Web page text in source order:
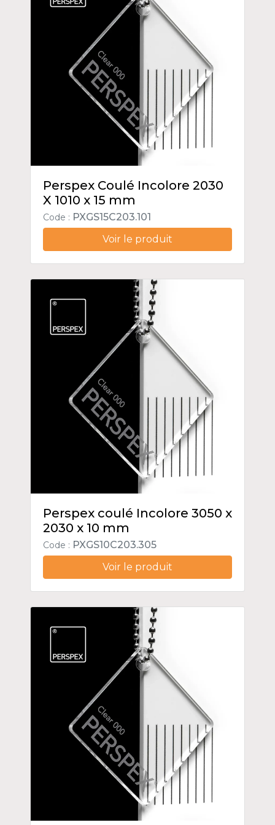
Perspex Coulé Incolore 2030
X 1010 x 15 mm
Code : PXGS15C203.101
Voir le produit
Perspex coulé Incolore 3050 x
2030 x 10 mm
Code : PXGS10C203.305
Voir le produit